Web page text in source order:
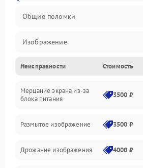
Общие поломки
Изображение
Лампа подсветки
Неисправность управления и
Неисправности Стоимость
Мерцание экрана из-за
блока питания
3500 ₽
Размытое изображение 3500 ₽
Дрожание изображения 4000 ₽